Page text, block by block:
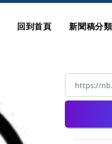
回到首頁 新聞稿分類